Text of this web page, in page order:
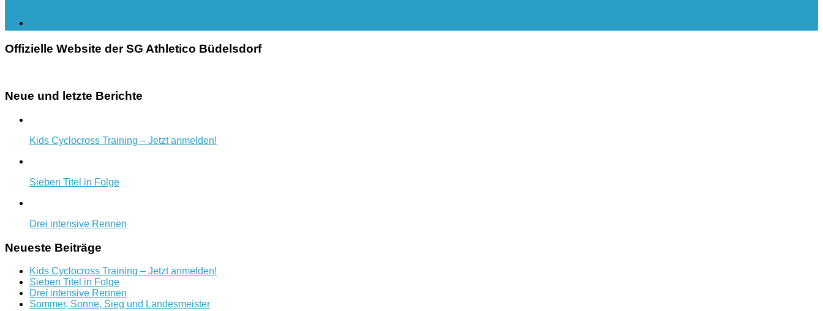
Offizielle Website der SG Athletico Büdelsdorf
Neue und letzte Berichte
Kids Cyclocross Training – Jetzt anmelden!
Sieben Titel in Folge
Drei intensive Rennen
Neueste Beiträge
Kids Cyclocross Training – Jetzt anmelden!
Sieben Titel in Folge
Drei intensive Rennen
Sommer, Sonne, Sieg und Landesmeister